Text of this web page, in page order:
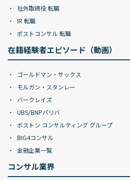
社外取締役 転職
IR 転職
ポストコンサル 転職
在籍経験者エピソード（動画）
ゴールドマン・サックス
モルガン・スタンレー
バークレイズ
UBS/BNPパリバ
ボストン コンサルティング グループ
BIG4コンサル
金融企業一覧
コンサル業界